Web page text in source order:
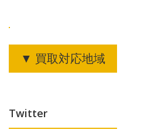
▼ 買取対応地域
Twitter